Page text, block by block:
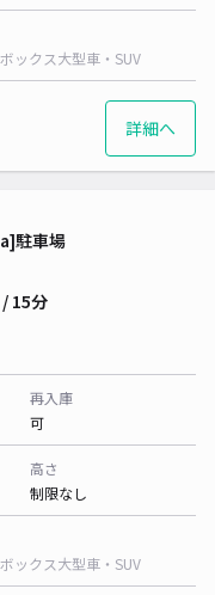
ックス大型車・SUV
詳細へ
駐車場
15分
再入庫
可
高さ
制限なし
ックス大型車・SUV